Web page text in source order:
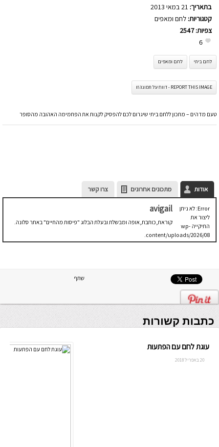
בתאריך:
קטגוריות: לחם ומאפים
צפיות:2547
6
לחם ביתי לחם ומאפים
REPORT THIS IMAGE - דווח על תמונה זו
טעם מדהים – מתכון ללחם ביתי שיגרום לכם להפסיק לקנות את הפחמימה האהובה מהסופר
אודות מתכונים אחרונים צרו קשר
Error: לא ניתן
ליצור את
התיקייה wp-
content/uploads/2026/08.
יש לבדוק
avigail
קוראת,כותבת,אופה ומבשלת ובעלת הבלוג "פיסות מהחיים" באתר סלונה.
שתף
כתבות קשורות
עוגת לחם עם הפתעות
20 באפריל 2018